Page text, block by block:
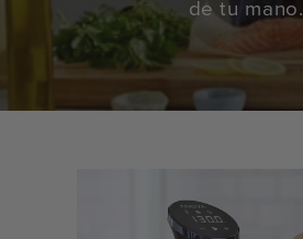
de tu mano.